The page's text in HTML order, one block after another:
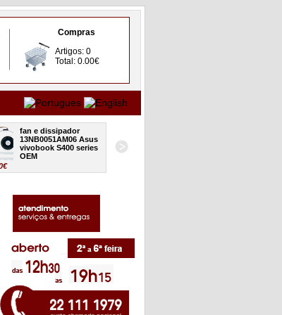
Compras
Artigos: 0
Total: 0.00€
fan e dissipador
13NB0051AM06 Asus
vivobook S400 series
OEM